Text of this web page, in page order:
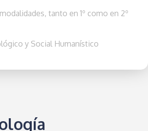
tanto en 1º como en 2º
y Social Humanístico